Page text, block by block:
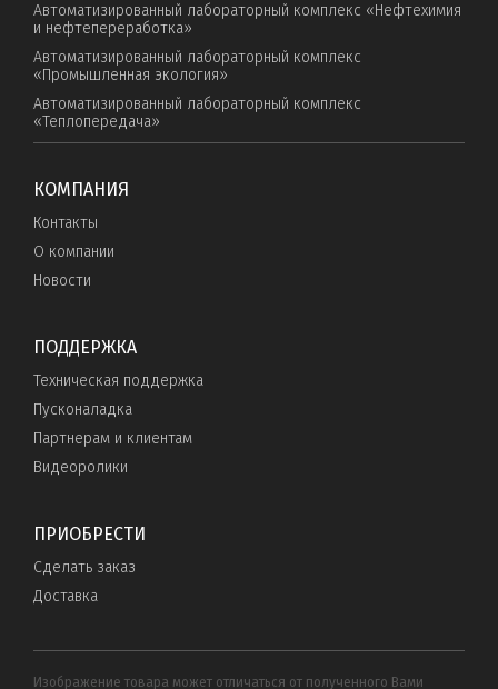
Автоматизированный лабораторный комплекс «Нефтехимия
и нефтепереработка»
Автоматизированный лабораторный комплекс
«Промышленная экология»
Автоматизированный лабораторный комплекс
«Теплопередача»
КОМПАНИЯ
Контакты
О компании
Новости
ПОДДЕРЖКА
Техническая поддержка
Пусконаладка
Партнерам и клиентам
Видеоролики
ПРИОБРЕСТИ
Сделать заказ
Доставка
Изображение товара может отличаться от полученного Вами